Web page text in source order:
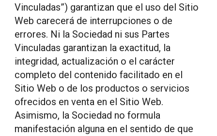
Vinculadas”) garantizan que el uso del Sitio
Web carecerá de interrupciones o de
errores. Ni la Sociedad ni sus Partes
Vinculadas garantizan la exactitud, la
integridad, actualización o el carácter
completo del contenido facilitado en el
Sitio Web o de los productos o servicios
ofrecidos en venta en el Sitio Web.
Asimismo, la Sociedad no formula
manifestación alguna en el sentido de que